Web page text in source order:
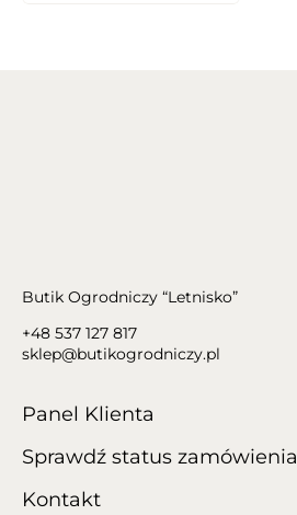
Butik Ogrodniczy “Letnisko”
+48 537 127 817
sklep@butikogrodniczy.pl
Panel Klienta
Sprawdź status zamówienia
Kontakt